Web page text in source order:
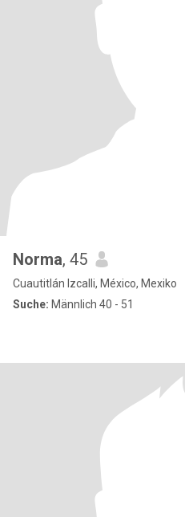
Norma, 45
Cuautitlán Izcalli, México, Mexiko
Suche: Männlich 40 - 51